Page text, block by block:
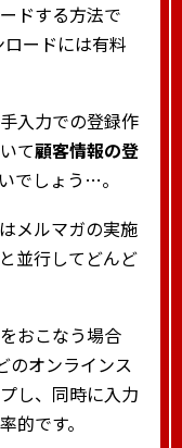
ドする方法で
ードには有料
入力での登録作
て顧客情報の登
でしょう…。
メルマガの実施
並行してどんど
おこなう場合
のオンラインス
し、同時に入力
的です。